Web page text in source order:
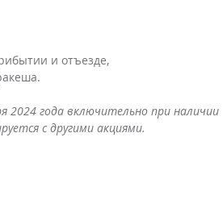
и отъезде,
2024 года включительно при наличии
с другими акциями.